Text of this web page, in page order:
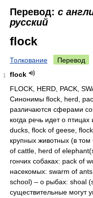
Перевод: с
русский
flock
Толкование Перевод
1
flock
FLOCK, HERD, PACK,
Синонимы flock, herd,
различаются сферами
когда речь идет о
ducks, flock of geese,
крупных животных (в том
of cattle, herd of
гончих собаках: pack of
насекомых: swarm of
school) – о рыбах: shoal
существительные могут